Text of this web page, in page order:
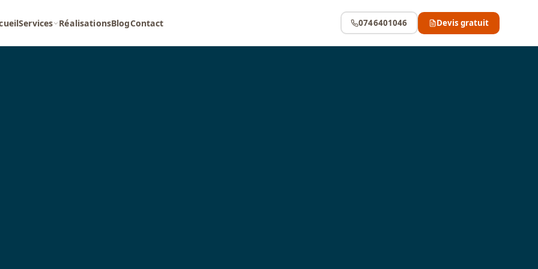
Services RéalisationsBlogContact 0746401046 Devis gratuit